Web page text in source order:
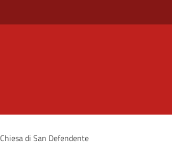
Chiesa di San Defendente